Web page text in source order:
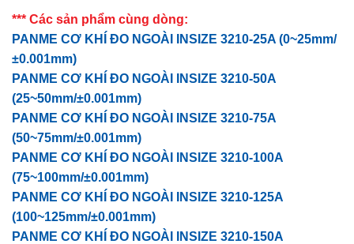
*** Các sản phẩm cùng dòng:
PANME CƠ KHÍ ĐO NGOÀI INSIZE 3210-25A (0~25mm/
±0.001mm)
PANME CƠ KHÍ ĐO NGOÀI INSIZE 3210-50A
(25~50mm/±0.001mm)
PANME CƠ KHÍ ĐO NGOÀI INSIZE 3210-75A
(50~75mm/±0.001mm)
PANME CƠ KHÍ ĐO NGOÀI INSIZE 3210-100A
(75~100mm/±0.001mm)
PANME CƠ KHÍ ĐO NGOÀI INSIZE 3210-125A
(100~125mm/±0.001mm)
PANME CƠ KHÍ ĐO NGOÀI INSIZE 3210-150A